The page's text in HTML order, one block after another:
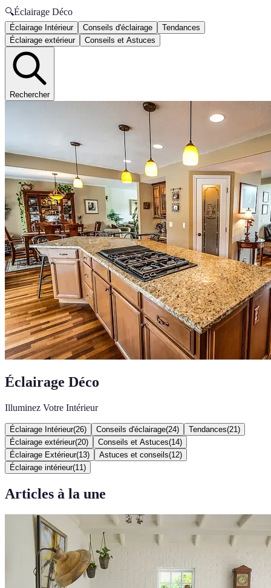
🔍Éclairage Déco
Éclairage Intérieur Conseils d'éclairage
Tendances
Éclairage extérieur
Conseils et Astuces
Rechercher
Éclairage Déco
Illuminez Votre Intérieur
Éclairage Intérieur(26) Conseils d'éclairage(24) Tendances(21 )
Éclairage extérieur(20) Conseils et Astuces(14)
Éclairage Extérieur(13) Astuces et conseils(12)
Éclairage intérieur(11 )
Articles à la une